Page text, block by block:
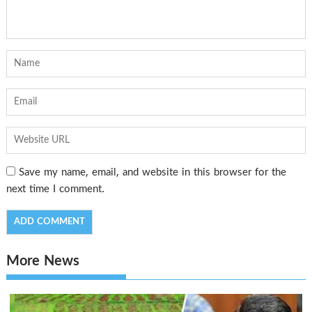
Save my name, email, and website in this browser for the
next time I comment.
More News